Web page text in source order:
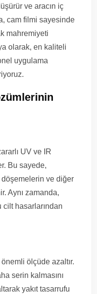
ve aracın iç
cam filmi sayesinde
mahremiyeti
olarak, en kaliteli
uygulama
UV ve IR
Bu sayede,
döşemelerin ve diğer
Aynı zamanda,
cilt hasarlarından
ölçüde azaltır.
serin kalmasını
yakıt tasarrufu